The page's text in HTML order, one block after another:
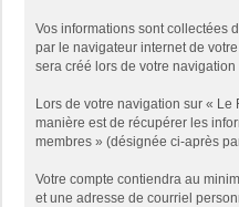
Vos informations sont collectées
par le navigateur internet de
sera créé lors de votre
Lors de votre navigation sur «
manière est de récupérer les
membres » (désignée ci-après
Votre compte contiendra au
et une adresse de courriel